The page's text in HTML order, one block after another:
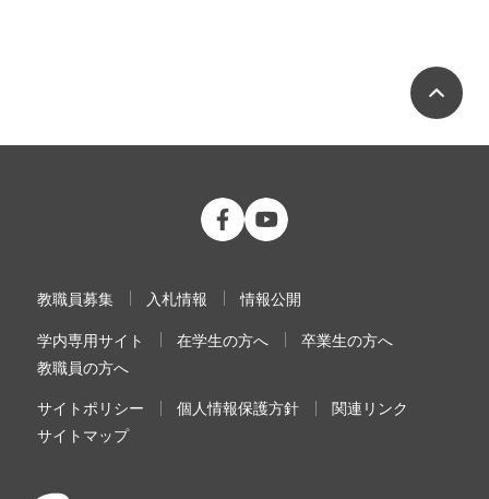
公立大学法人 福島県立医科大学
教職員募集 入札情報 情報公開
学内専用サイト 在学生の方へ
卒業生の方へ
教職員の方へ
サイトポリシー 個人情報保護方針
関連リンク
サイトマップ